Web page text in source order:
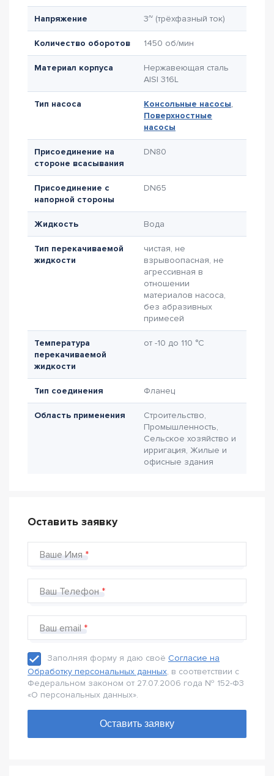
Напряжение 3~ (трёхфазный ток)
Количество оборотов 1450 об/мин
Материал корпуса
Нержавеющая сталь
AISI 316L
Тип насоса Консольные насосы,
Поверхностные
насосы
Присоединение на
стороне всасывания
DN80
Присоединение с
напорной стороны
DN65
Жидкость Вода
Тип перекачиваемой
жидкости
чистая, не
взрывоопасная, не
агрессивная в
отношении
материалов насоса,
без абразивных
примесей
Температура
перекачиваемой
жидкости
от -10 до 110 °C
Тип соединения Фланец
Область применения
Строительство,
Промышленность,
Сельское хозяйство и
ирригация, Жилые и
офисные здания
Оставить заявку
Ваше Имя
Ваш Телефон
Ваш email
Заполняя форму я даю своё Согласие на
Обработку персональных данных, в соответствии с
Федеральном законом от 27.07.2006 года № 152-Ф3
«О персональных данных».